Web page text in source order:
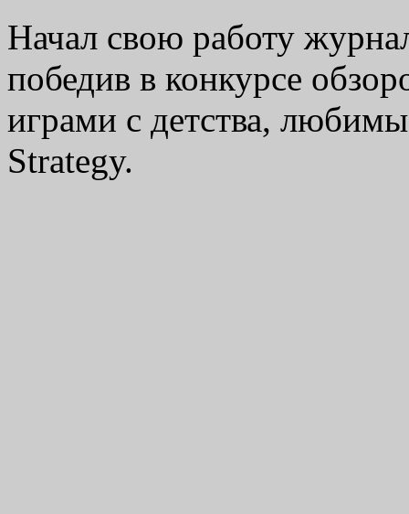
Начал свою работу
победив в конкурсе
играми с детства,
Strategy.